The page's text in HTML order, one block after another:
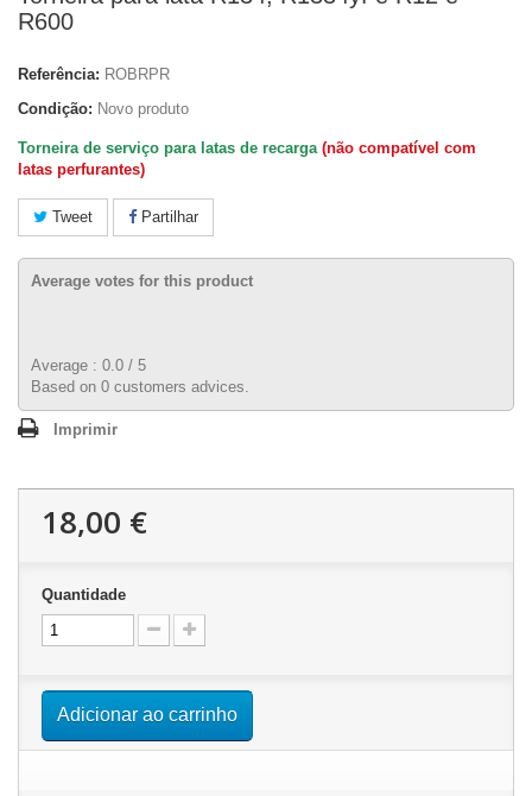
R600
Referência: ROBRPR
Condição: Novo produto
Torneira de serviço para latas de recarga (não compatível com
latas perfurantes)
Tweet Partilhar
Average votes for this product
Average : 0.0 / 5
Based on 0 customers advices.
Imprimir
18,00 €
Quantidade
Adicionar ao carrinho